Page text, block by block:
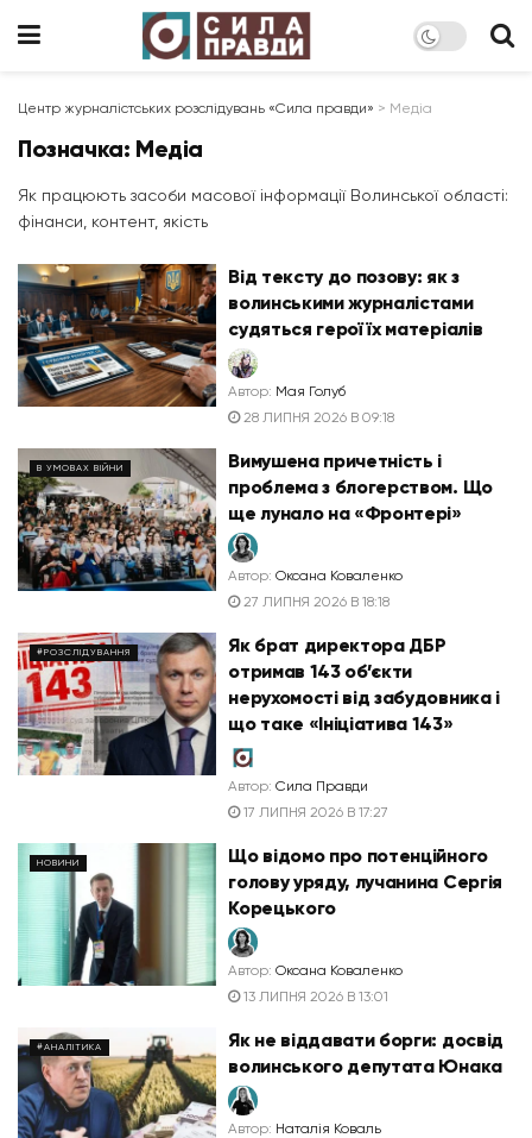
Центр журналістських розслідувань «Сила правди» > Медіа
Позначка: Медіа
Як працюють засоби масової інформації Волинської області:
фінанси, контент, якість
Від тексту до позову: як з
волинськими журналістами
судяться герої їх матеріалів
Автор: Мая Голуб
28 ЛИПНЯ 2026 В 09:18
В УМОВАХ ВІЙНИ
Вимушена причетність і
проблема з блогерством. Що
ще лунало на «Фронтері»
Автор: Оксана Коваленко
27 ЛИПНЯ 2026 В 18:18
#РОЗСЛІДУВАННЯ
Як брат директора ДБР
отримав 143 об’єкти
нерухомості від забудовника і
що таке «Ініціатива 143»
Автор: Сила Правди
17 ЛИПНЯ 2026 В 17:27
НОВИНИ
Що відомо про потенційного
голову уряду, лучанина Сергія
Корецького
Автор: Оксана Коваленко
13 ЛИПНЯ 2026 В 13:01
#АНАЛІТИКА
Як не віддавати борги: досвід
волинського депутата Юнака
Автор: Наталія Коваль